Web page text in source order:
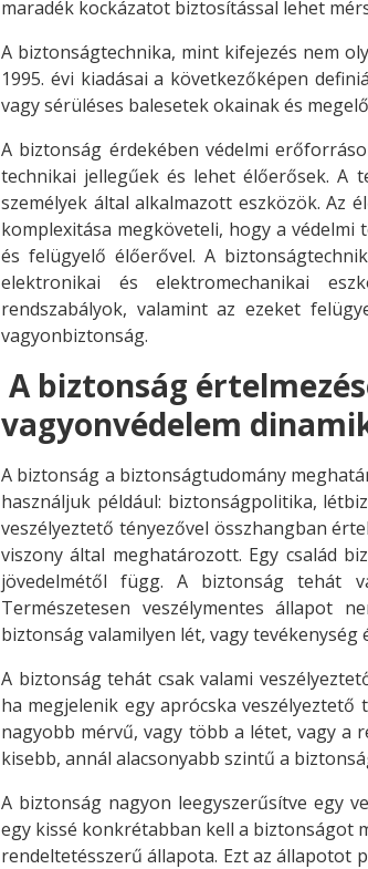
maradék kockázatot biztosítással lehet
A biztonságtechnika, mint kifejezés nem
1995. évi kiadásai a következőképen
vagy sérüléses balesetek okainak és
A biztonság érdekében védelmi
technikai jellegűek és lehet élőerősek. A
személyek által alkalmazott eszközök. Az
komplexitása megköveteli, hogy a
és felügyelő élőerővel. A
elektronikai és elektromechanikai
rendszabályok, valamint az ezeket
vagyonbiztonság.
A biztonság
vagyonvédelem
A biztonság a biztonságtudomány
használjuk például: biztonságpolitika,
veszélyeztető tényezővel összhangban
viszony által meghatározott. Egy család
jövedelmétől függ. A biztonság tehát
Természetesen veszélymentes állapot
biztonság valamilyen lét, vagy
A biztonság tehát csak valami
ha megjelenik egy aprócska
nagyobb mérvű, vagy több a létet, vagy a
kisebb, annál alacsonyabb szintű a
A biztonság nagyon leegyszerűsítve egy
egy kissé konkrétabban kell a biztonságot
rendeltetésszerű állapota. Ezt az állapotot